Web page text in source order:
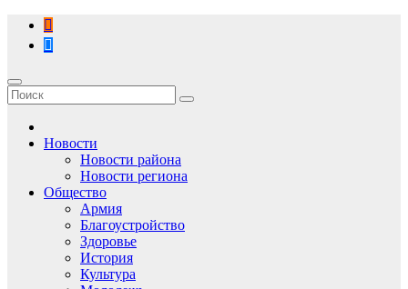
Перейти
содержимому
Новости
Новости района
Новости региона
Общество
Армия
Благоустройство
Здоровье
История
Культура